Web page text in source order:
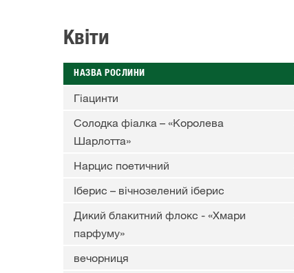
Квіти
НАЗВА РОСЛИНИ
Гіацинти
Солодка фіалка – «Королева
Шарлотта»
Нарцис поетичний
Іберис – вічнозелений іберис
Дикий блакитний флокс - «Хмари
парфуму»
вечорниця